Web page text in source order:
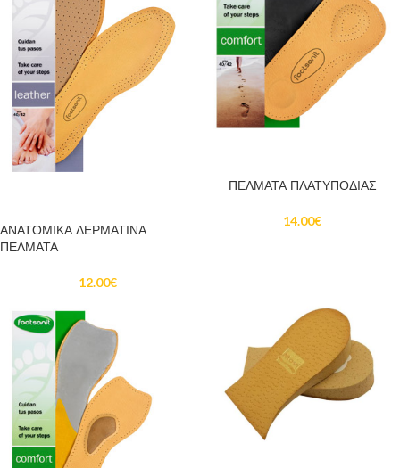
ΑΝΑΤΟΜΙΚΑ ΔΕΡΜΑΤΙΝΑ
ΠΕΛΜΑΤΑ
12.00€
ΠΕΛΜΑΤΑ ΠΛΑΤΥΠΟΔΙΑΣ
14.00€